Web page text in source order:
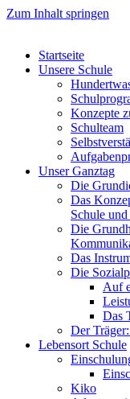
Zum Inhalt springen
Startseite
Unsere Schule
Konzepte
Schulteam
Unser Ganztag
Die
Das
Schule
Die
Das
Die
Auf
Das
Der
Lebensort Schule
Kiko